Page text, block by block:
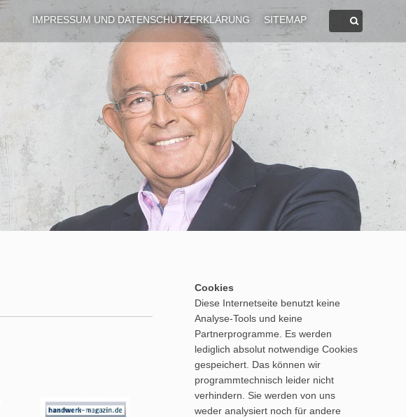
SITEMAP
IMPRESSUM UND DATENSCHUTZERKLÄRUNG
Cookies
Diese Internetseite benutzt keine
Analyse-Tools und keine
Partnerprogramme. Es werden
lediglich absolut notwendige Cookies
gespeichert. Das können wir
programmtechnisch leider nicht
verhindern. Sie werden von uns
weder analysiert noch für andere